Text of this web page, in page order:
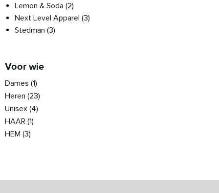
Lemon & Soda (2)
Next Level Apparel (3)
Stedman (3)
Voor wie
Dames (1)
Heren (23)
Unisex (4)
HAAR (1)
HEM (3)